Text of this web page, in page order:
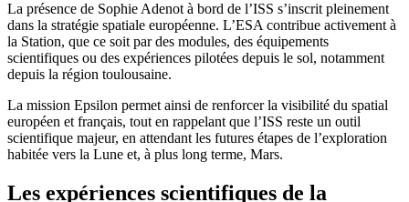
La présence de Sophie Adenot à bord de l’ISS s’inscrit pleinement
dans la stratégie spatiale européenne. L’ESA contribue activement à
la Station, que ce soit par des modules, des équipements
scientifiques ou des expériences pilotées depuis le sol, notamment
depuis la région toulousaine.
La mission Epsilon permet ainsi de renforcer la visibilité du spatial
européen et français, tout en rappelant que l’ISS reste un outil
scientifique majeur, en attendant les futures étapes de l’exploration
habitée vers la Lune et, à plus long terme, Mars.
Les expériences scientifiques de la